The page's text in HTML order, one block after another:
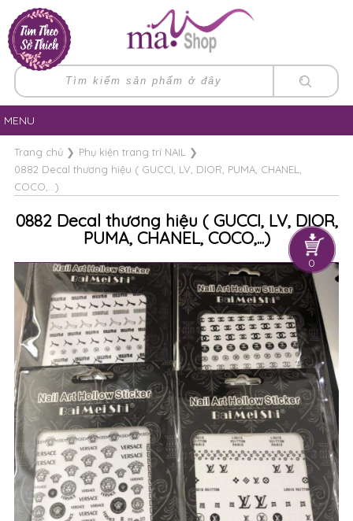
0
MENU
Trang chủ❯ Phụ kiện trang trí NAIL
❯
0882 Decal thương hiệu ( GUCCI, LV, DIOR, PUMA, CHANEL,
COCO,...)
0882 Decal thương hiệu ( GUCCI, LV, DIOR,
PUMA, CHANEL, COCO,...)